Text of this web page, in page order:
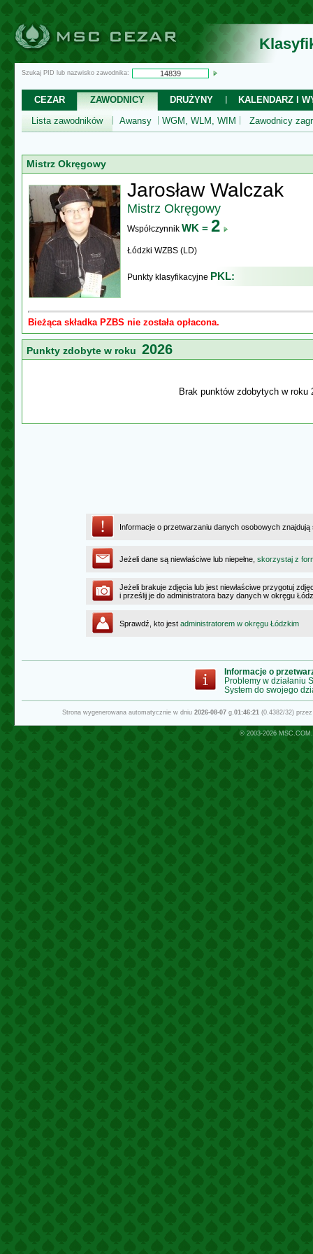
Szukaj PID lub nazwisko zawodnika:
CEZAR ZAWODNICY DRUŻYNY
KALENDARZ I
Lista zawodników
Awansy WGM, WLM, WIM Zawodnicy
Mistrz Okręgowy
Jarosław Walczak
Mistrz Okręgowy
Współczynnik WK = 2
Łódzki WZBS (LD)
Punkty klasyfikacyjne PKL:
Bieżąca składka PZBS nie została opłacona.
Punkty zdobyte w roku 2026
Brak punktów zdobytych w roku
Informacje o przetwarzaniu danych osobowych
Jeżeli dane są niewłaściwe lub niepełne, skorzystaj z
Jeżeli brakuje zdjęcia lub jest niewłaściwe przygotuj
i prześlij je do administratora bazy danych w okręgu
Sprawdź, kto jest administratorem w okręgu Łódzkim
Informacje o
Problemy w działaniu
System do swojego
Strona wygenerowana automatycznie w dniu 2026-08-07g.01:46:21(0.4382/32)
© 2003-2026